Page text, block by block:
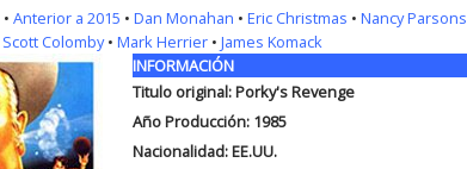
• Anterior a 2015 • Dan Monahan • Eric Christmas • Nancy Parsons
Scott Colomby• Mark Herrier• James Komack
INFORMACIÓN
Titulo original:Porky's Revenge
Año Producción: 1985
Nacionalidad: EE.UU.